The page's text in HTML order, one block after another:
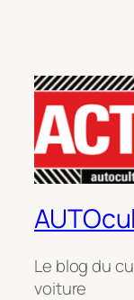
Le blog du
voiture